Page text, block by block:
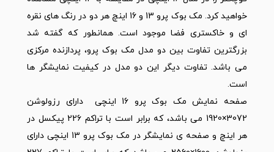
خواهید کرد. مک بوک پرو 13 و 16 اینچ هر دو در رنگ های نقره
ای و خاکستری فضا موجود است. همانطور که گفته شد
بزرگترین تفاوت بین دو مدل مک بوک پرو، پردازنده مرکزی
می باشد. تفاوت دیگر این دو مدل در کیفیت نمایشگر ها
است.
صفحه نمایش مک بوک پرو 16 اینچی دارای رزولوشن
3072×1920 می باشد، که برابر است با تراکم 226 پیکسل در
هر اینچ و صفحه ی نمایشگر در مک بوک پرو 13 اینچی دارای